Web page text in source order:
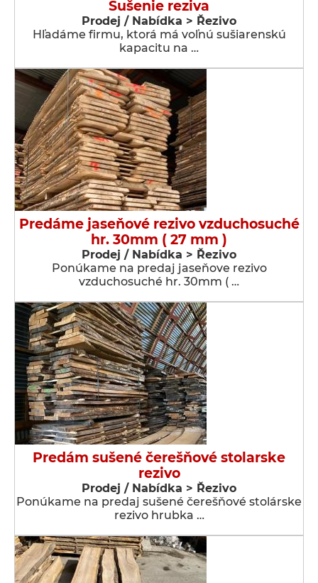
Sušenie reziva
Prodej / Nabídka > Řezivo
Hľadáme firmu, ktorá má voľnú sušiarenskú
kapacitu na …
Predáme jaseňové rezivo vzduchosuché
hr. 30mm ( 27 mm )
Prodej / Nabídka > Řezivo
Ponúkame na predaj jaseňove rezivo
vzduchosuché hr. 30mm ( …
Predám sušené čerešňové stolarske
rezivo
Prodej / Nabídka > Řezivo
Ponúkame na predaj sušené čerešňové stolárske
rezivo hrubka …